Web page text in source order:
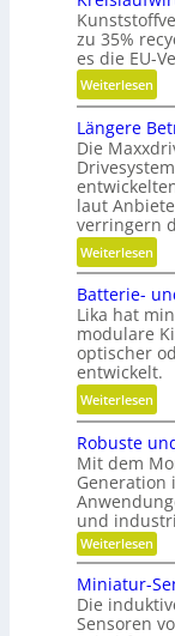
n
e
l
l
g
e
n
a
u
p
s
i
t
i
o
n
i
r
e
n
zu 35%
es die EU-
Weiterlesen:
K
r
e
i
s
l
a
u
f
w
i
r
t
s
c
h
a
f
t
i
n
d
e
Längere
Die
laut
verringern
Weiterlesen:
L
ä
n
g
e
r
e
e
t
r
i
e
b
s
z
Batterie-
Lika hat
modulare
optischer
entwickelt.
Weiterlesen:
B
a
t
t
e
r
i
e
-
u
Robuste
Mit dem
und
Weiterlesen:
R
o
b
u
s
Miniatur-
Die
Sensoren